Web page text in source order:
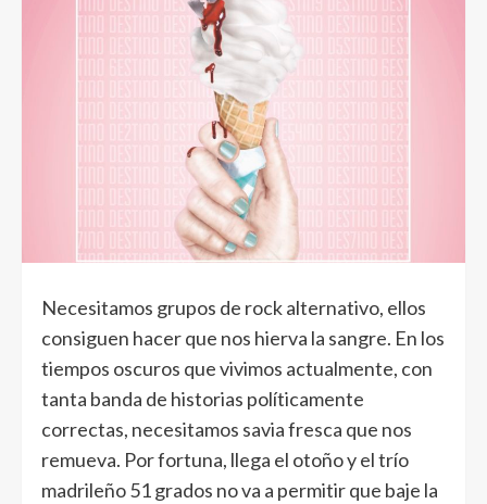
Necesitamos grupos de rock alternativo, ellos
consiguen hacer que nos hierva la sangre. En los
tiempos oscuros que vivimos actualmente, con
tanta banda de historias políticamente
correctas, necesitamos savia fresca que nos
remueva. Por fortuna, llega el otoño y el trío
madrileño 51 grados no va a permitir que baje la